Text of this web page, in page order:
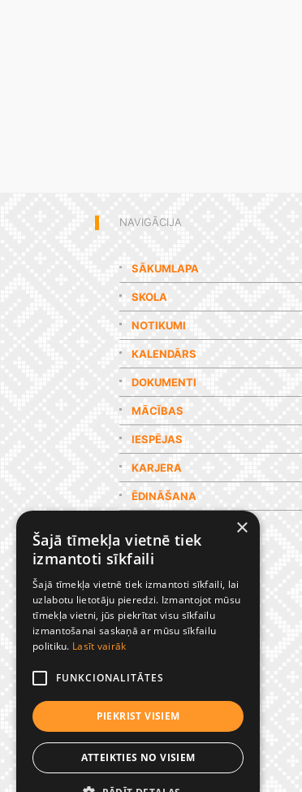
NAVIGĀCIJA
SĀKUMLAPA
SKOLA
NOTIKUMI
KALENDĀRS
DOKUMENTI
MĀCĪBAS
IESPĒJAS
KARJERA
ĒDINĀŠANA
×
Šajā tīmekļa vietnē tiek
izmantoti sīkfaili
Šajā tīmekļa vietnē tiek izmantoti sīkfaili, lai
uzlabotu lietotāju pieredzi. Izmantojot mūsu
tīmekļa vietni, jūs piekrītat visu sīkfailu
izmantošanai saskaņā ar mūsu sīkfailu
politiku. Lasīt vairāk
FUNKCIONALITĀTES
PIEKRIST VISIEM
ATTEIKTIES NO VISIEM